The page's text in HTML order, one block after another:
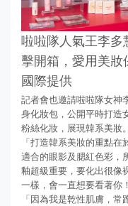
啦啦隊人氣王李多
擊開箱，愛用美
國際提供
記者會也邀請啦啦隊女神
身化妝包，公開平時打造
粉絲化妝，展現韓系美妝
「打造韓系美妝的重點
適合的眼影及腮紅色彩，
釉超級重要，要化出很像
一樣，會一直想要看著你
「因為我是乾性肌膚，